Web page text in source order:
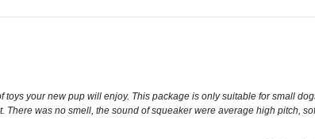
your new pup will enjoy. This package is only suitable for small
was no smell, the sound of squeaker were average high pitch,